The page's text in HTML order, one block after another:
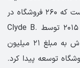
کتاب‌فروشی زنجیره‌ای در ایالات متحده است که ۲۶۰ فروشگاه در
۳۲ ایالت دارد. این فروشگاه در دسامبر ۲۰۱۵ توسط Clyde B.
Anderson (کلاید بی‌اندرسون) و خانواده‌اش به مبلغ ۲۱ میلیون
شد و تا سال ۱۹۸۰ تا ۵۰ فروشگاه توسعه پیدا کرد.